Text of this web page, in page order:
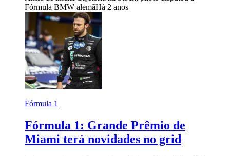
Fórmula BMW alemãHá 2 anos
Fórmula 1
Fórmula 1: Grande Prêmio de
Miami terá novidades no grid